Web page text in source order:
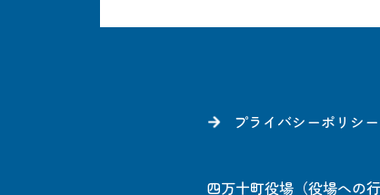
プライバシーポリシー
四万十町役場 （役場への